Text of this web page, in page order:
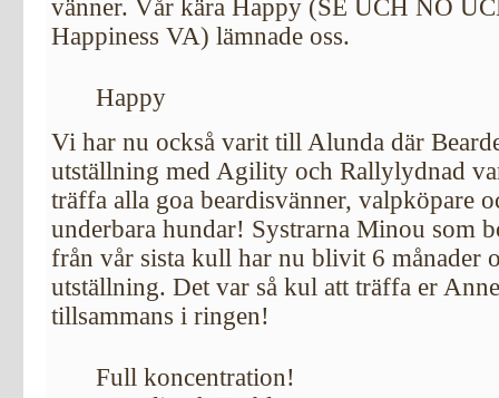
vänner. Vår kära Happy (SE UCH NO
Happiness VA) lämnade oss.
Happy
Vi har nu också varit till Alunda där
utställning med Agility och Rallylydnad
träffa alla goa beardisvänner, valpköpare
underbara hundar! Systrarna Minou som
från vår sista kull har nu blivit 6 månader
utställning. Det var så kul att träffa er
tillsammans i ringen!
Full koncentration!